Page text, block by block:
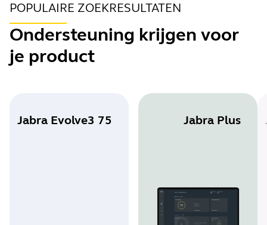
POPULAIRE ZOEKRESULTATEN
Ondersteuning krijgen voor
je product
Jabra Evolve3 75 Jabra Plus